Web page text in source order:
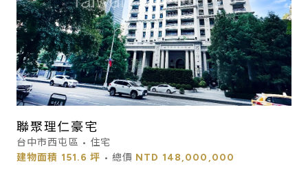
聯聚理仁豪宅
台中市西屯區 • 住宅
建物面積 151.6 坪 • 總價 NTD 148,000,000